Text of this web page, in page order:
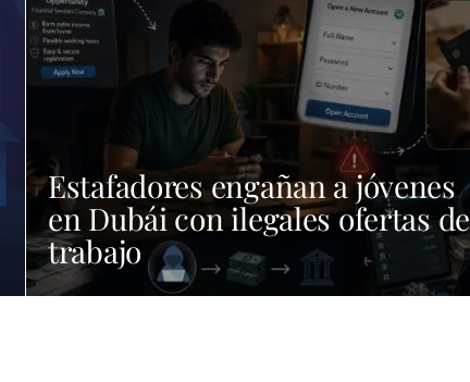
Estafadores engañan a jóvenes
en Dubái con ilegales ofertas de
trabajo